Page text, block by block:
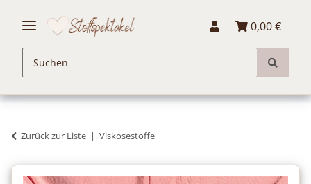
0,00 €
Zurück zur Liste Viskosestoffe